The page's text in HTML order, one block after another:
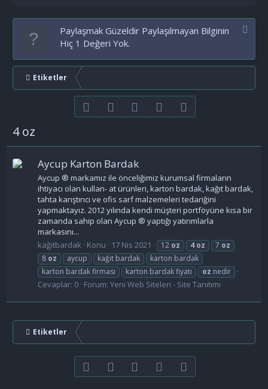
Paylaşmak Güzeldir Paylaşılmayan Bilginin
Hiç 1 Değeri Yok.
Etiketler
FacebookTwitter youtubeBize ulaşın
4 oz
Aycup Karton Bardak
Aycup ® markamız ile önceliğimiz kurumsal firmaların
ihtiyacı olan kullan- at ürünleri, karton bardak, kağıt bardak,
tahta karıştırıcı ve ofis sarf malzemeleri tedariğini
yapmaktayız. 2012 yılında kendi müşteri portföyüne kısa bir
zamanda sahip olan Aycup ® yaptığı yatırımlarla
markasını...
kağıtbardak
Konu 17 Nis 2021 12 oz 4 oz 7 oz
8 oz aycup kağıt bardak
karton bardak
karton bardak firması
karton bardak fiyatı oz nedir
Cevaplar: 0 Forum:Yeni Web Siteleri - Site Tanıtımı
Etiketler
FacebookTwitter youtubeBize ulaşın